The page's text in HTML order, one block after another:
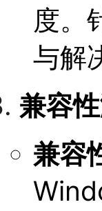
度。
与解
兼容
兼容